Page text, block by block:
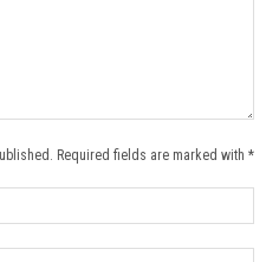
Required fields are marked with *